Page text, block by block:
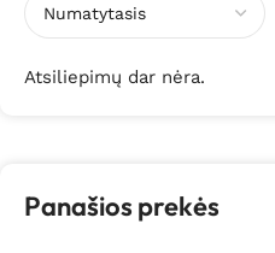
Atsiliepimų dar nėra.
Panašios prekės